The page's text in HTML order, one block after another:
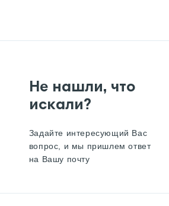
Не нашли, что
искали?
Задайте интересующий Вас
вопрос, и мы пришлем ответ
на Вашу почту